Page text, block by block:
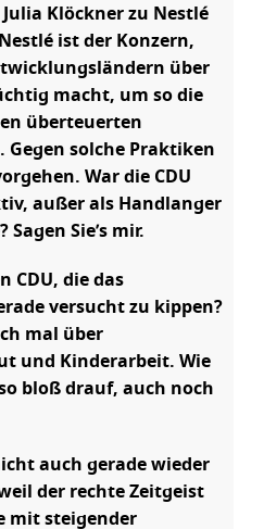
Klöckner zu Nestlé
ist der Konzern,
über
macht, um so die
überteuerten
Gegen solche Praktiken
War die CDU
außer als Handlanger
Sie’s mir.
CDU, die das
versucht zu kippen?
mal über
und Kinderarbeit. Wie
bloß drauf, auch noch
auch gerade wieder
der rechte Zeitgeist
mit steigender